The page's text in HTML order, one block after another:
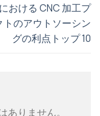
おける CNC 加工プ
トのアウトソーシン
グの利点トップ 10
りません。